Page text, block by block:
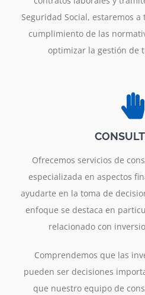
Seguridad Social, estaremos
cumplimiento de las
optimizar la gestión de
Ofrecemos servicios de
especializada en aspectos
ayudarte en la toma de
enfoque se destaca en
relacionado con
Comprendemos que las
pueden ser decisiones
que nuestro equipo de